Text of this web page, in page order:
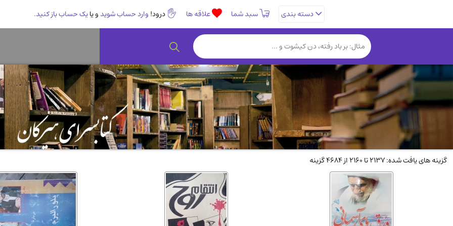
دسته بندی سبد شما علاقه ها درود! وارد حساب شوید و یایک حساب باز کنید.
رمان و داستان ایرانی
انگلیسی و زبان خارجی
کتب نادر و کمیاب(19) روانشناسی(112) طب
فلسفه و جامعه شناسی(151) ادبیات و شعر(511)
دانشگاهی و آموزشی(534) اقتصادی، بازاریابی و مالی(56)
پزشکی (140)
ورزشی و تربیت بدنی
آشپزی و خوراکی(25)
سیاسی
(116)
کتاب های مصور رنگی و گلاسه(23) عرفانی و سلوک(45)
دایره المعارف و فرهنگ(13) علوم غریبه و شهودی(16)
کتاب های قدیمی دینی و مذهبی
(9) کتاب چاپ سنگی و کتاب خطی قدیمی
گزینه های یافت شده: 2137 تا 2160 از 4684 گزینه